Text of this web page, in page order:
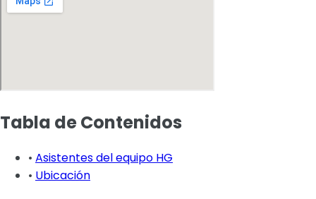
Tabla de Contenidos
• Asistentes del equipo HG
• Ubicación